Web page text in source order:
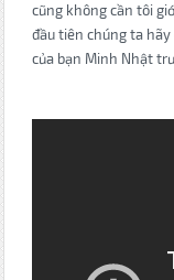
cũng không cần tôi
đầu tiên chúng ta
của bạn Minh Nhật